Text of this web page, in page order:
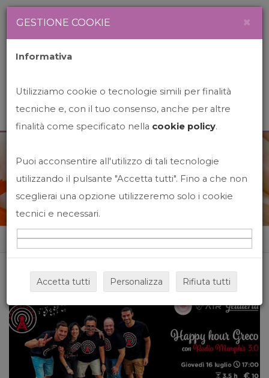
News&Events
Home News&events
GESTIONE COOKIE ×
Informativa
Utilizziamo cookie o tecnologie simili per finalità
tecniche e, con il tuo consenso, anche per altre
finalità come specificato nella cookie policy.
Puoi acconsentire all'utilizzo di tali tecnologie
utilizzando il pulsante "Accetta tutti". Fino a che non
sceglierai una opzione utilizzeremo solo i cookie
tecnici e necessari.
Accetta tutti Personalizza Rifiuta tutti